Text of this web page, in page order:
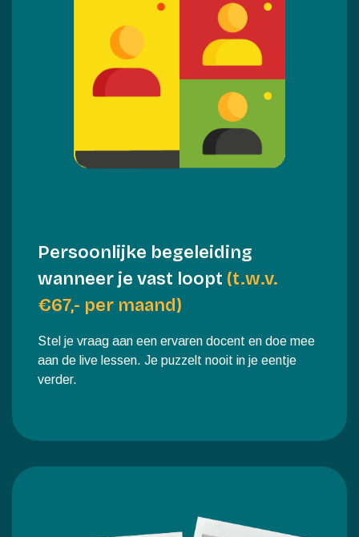
Persoonlijke begeleiding
wanneer je vast loopt (t.w.v.
€67,- per maand)
Stel je vraag aan een ervaren docent en doe mee
aan de live lessen. Je puzzelt nooit in je eentje
verder.